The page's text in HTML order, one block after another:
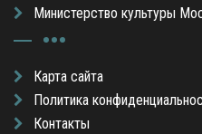
Министерство культуры
Карта сайта
Политика
Контакты